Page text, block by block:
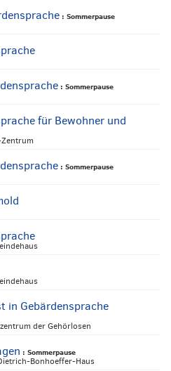
: Sommerpause
: Sommerpause
für Bewohner und
: Sommerpause
in Gebärdensprache
der Gehörlosen
: Sommerpause
Bonhoeffer-Haus